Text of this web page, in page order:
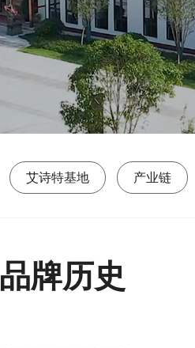
艾诗特基地 产业链
品牌历史